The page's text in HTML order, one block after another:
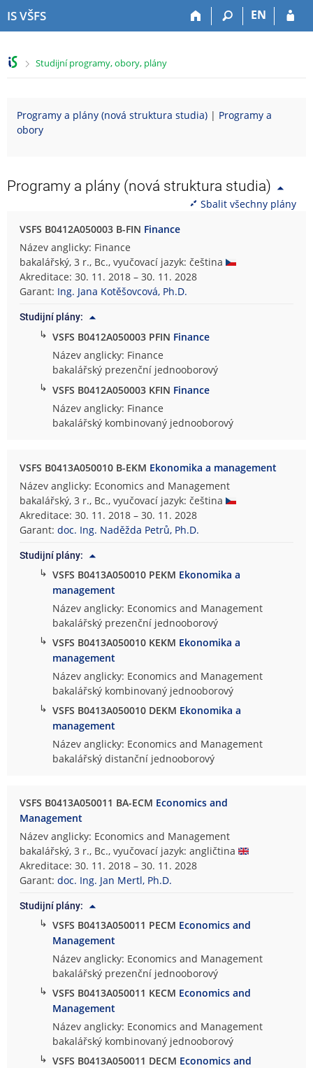
IS VŠFS EN
>
Studijní programy, obory, plány
Programy a plány (nová struktura studia) | Programy a
obory
Programy a plány (nová struktura studia)
Sbalit všechny plány
VSFS B0412A050003 B-FIN Finance
Název anglicky: Finance
bakalářský, 3 r., Bc., vyučovací jazyk: čeština
Akreditace: 30. 11. 2018 – 30. 11. 2028
Garant: Ing. Jana Kotěšovcová, Ph.D.
Studijní plány:
↳ VSFS B0412A050003 PFIN Finance
Název anglicky: Finance
bakalářský prezenční jednooborový
↳ VSFS B0412A050003 KFIN Finance
Název anglicky: Finance
bakalářský kombinovaný jednooborový
VSFS B0413A050010 B-EKM Ekonomika a management
Název anglicky: Economics and Management
bakalářský, 3 r., Bc., vyučovací jazyk: čeština
Akreditace: 30. 11. 2018 – 30. 11. 2028
Garant:doc. Ing. Naděžda Petrů, Ph.D.
Studijní plány:
↳ VSFS B0413A050010 PEKM Ekonomika a
management
Název anglicky: Economics and Management
bakalářský prezenční jednooborový
↳ VSFS B0413A050010 KEKM Ekonomika a
management
Název anglicky: Economics and Management
bakalářský kombinovaný jednooborový
↳ VSFS B0413A050010 DEKM Ekonomika a
management
Název anglicky: Economics and Management
bakalářský distanční jednooborový
VSFS B0413A050011 BA-ECM Economics and
Management
Název anglicky: Economics and Management
bakalářský, 3 r., Bc., vyučovací jazyk: angličtina
Akreditace: 30. 11. 2018 – 30. 11. 2028
Garant:doc. Ing. Jan Mertl, Ph.D.
Studijní plány:
↳ VSFS B0413A050011 PECM Economics and
Management
Název anglicky: Economics and Management
bakalářský prezenční jednooborový
↳ VSFS B0413A050011 KECM Economics and
Management
Název anglicky: Economics and Management
bakalářský kombinovaný jednooborový
↳ VSFS B0413A050011 DECM Economics and